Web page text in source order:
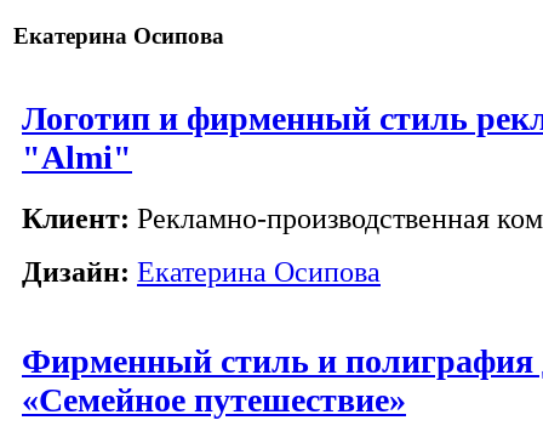
Екатерина Осипова
Логотип и фирменный стиль
"Almi"
Клиент: Рекламно-производственная
Дизайн: Екатерина Осипова
Фирменный стиль и полиграфия
«Семейное путешествие»